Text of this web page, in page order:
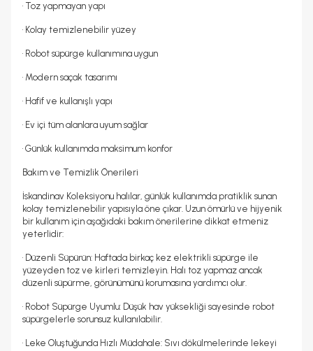
• Toz yapmayan yapı
• Kolay temizlenebilir yüzey
• Robot süpürge kullanımına uygun
• Modern saçak tasarımı
• Hafif ve kullanışlı yapı
• Ev içi tüm alanlara uyum sağlar
• Günlük kullanımda maksimum konfor
Bakım ve Temizlik Önerileri
İskandinav Koleksiyonu halılar, günlük kullanımda pratiklik sunan
kolay temizlenebilir yapısıyla öne çıkar. Uzun ömürlü ve hijyenik
bir kullanım için aşağıdaki bakım önerilerine dikkat etmeniz
yeterlidir:
• Düzenli Süpürün: Haftada birkaç kez elektrikli süpürge ile
yüzeyden toz ve kirleri temizleyin. Halı toz yapmaz ancak
düzenli süpürme, görünümünü korumasına yardımcı olur.
• Robot Süpürge Uyumlu: Düşük hav yüksekliği sayesinde robot
süpürgelerle sorunsuz kullanılabilir.
• Leke Oluştuğunda Hızlı Müdahale: Sıvı dökülmelerinde lekeyi